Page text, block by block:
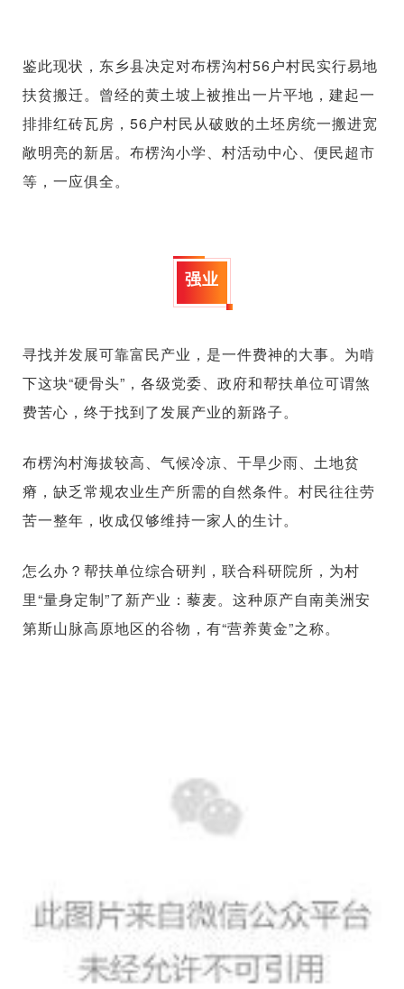
鉴此现状，东乡县决定对布楞沟村56户村民实行易地
扶贫搬迁。曾经的黄土坡上被推出一片平地，建起一
排排红砖瓦房，56户村民从破败的土坯房统一搬进宽
敞明亮的新居。布楞沟小学、村活动中心、便民超市
等，一应俱全。
强业
寻找并发展可靠富民产业，是一件费神的大事。为啃
下这块“硬骨头”，各级党委、政府和帮扶单位可谓煞
费苦心，终于找到了发展产业的新路子。
布楞沟村海拔较高、气候冷凉、干旱少雨、土地贫
瘠，缺乏常规农业生产所需的自然条件。村民往往劳
苦一整年，收成仅够维持一家人的生计。
怎么办？帮扶单位综合研判，联合科研院所，为村
里“量身定制”了新产业：藜麦。这种原产自南美洲安
第斯山脉高原地区的谷物，有“营养黄金”之称。